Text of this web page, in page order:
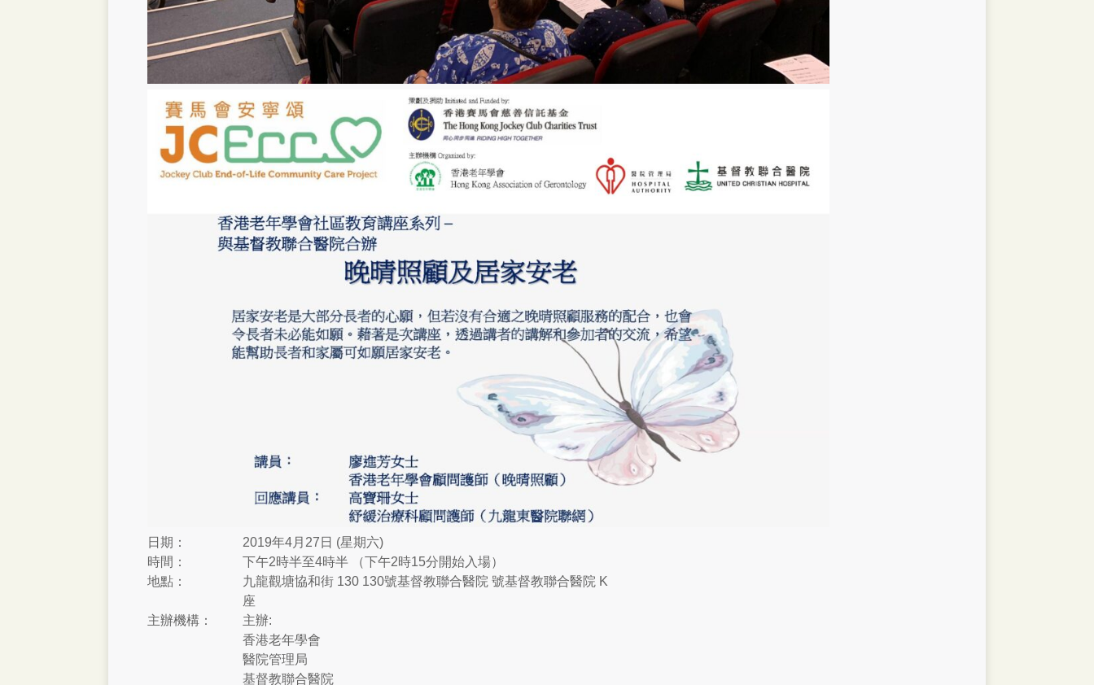
日期：
2019年4月27日 (星期六)
時間：
下午2時半至4時半 （下午2時15分開始入場）
地點：
九龍觀塘協和街 130 130號基督教聯合醫院 號基督教聯合醫院 K
座
主辦機構：
主辦:
香港老年學會
醫院管理局
基督教聯合醫院